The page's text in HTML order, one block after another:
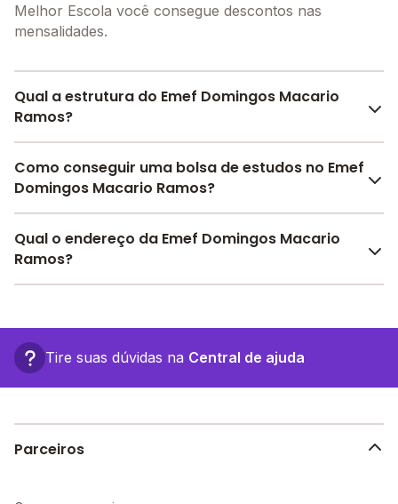
Melhor Escola você consegue descontos nas
mensalidades.
Qual a estrutura do Emef Domingos Macario
Ramos?
O Emef Domingos Macario Ramos oferece toda a
estrutura necessária para o conforto e
Como conseguir uma bolsa de estudos no Emef
Domingos Macario Ramos?
Pesquise bolsas disponíveis no Melhor Escola e
encontre o melhor desconto para você.
Qual o endereço da Emef Domingos Macario
Ramos?
- Conceição - PB.
Tire suas dúvidas na Central de ajuda
Parceiros